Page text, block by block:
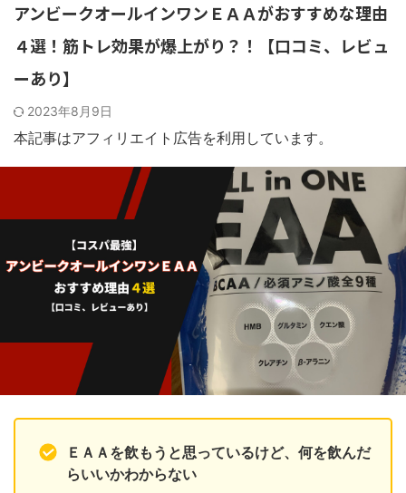
アンビークオールインワンＥＡＡがおすすめな理由
４選！筋トレ効果が爆上がり？！【口コミ、レビュ
ーあり】
2023年8月9日
本記事はアフィリエイト広告を利用しています。
ＥＡＡを飲もうと思っているけど、何を飲んだ
らいいかわからない